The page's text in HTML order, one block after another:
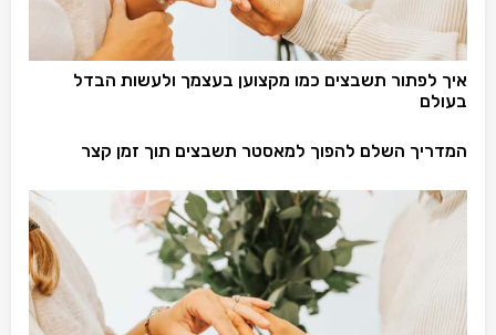
איך לפתור תשבצים כמו מקצוען בעצמך ולעשות הבדל
בעולם
המדריך השלם להפוך למאסטר תשבצים תוך זמן קצר